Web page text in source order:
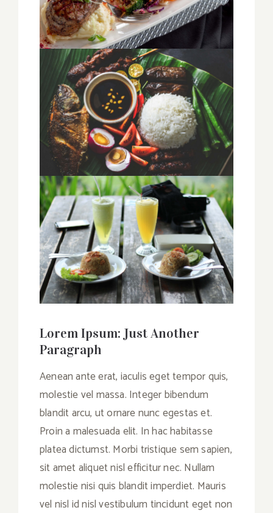
Lorem Ipsum: Just Another
Paragraph
Aenean ante erat, iaculis eget tempor quis,
molestie vel massa. Integer bibendum
blandit arcu, ut ornare nunc egestas et.
Proin a malesuada elit. In hac habitasse
platea dictumst. Morbi tristique sem sapien,
sit amet aliquet nisl efficitur nec. Nullam
molestie nisi quis blandit imperdiet. Mauris
vel nisl id nisl vestibulum tincidunt eget non